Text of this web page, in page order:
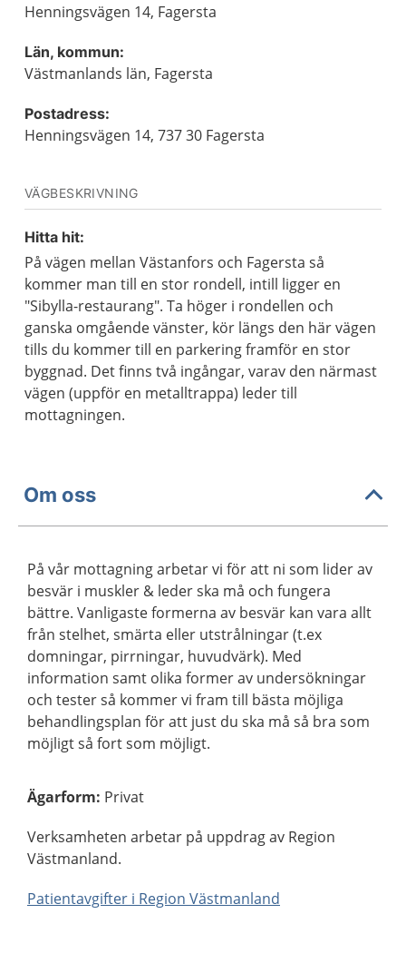
Henningsvägen 14, Fagersta
Län, kommun:
Västmanlands län, Fagersta
Postadress:
Henningsvägen 14, 737 30 Fagersta
VÄGBESKRIVNING
Hitta hit:
På vägen mellan Västanfors och Fagersta så
kommer man till en stor rondell, intill ligger en
"Sibylla-restaurang". Ta höger i rondellen och
ganska omgående vänster, kör längs den här vägen
tills du kommer till en parkering framför en stor
byggnad. Det finns två ingångar, varav den närmast
vägen (uppför en metalltrappa) leder till
mottagningen.
Om oss
På vår mottagning arbetar vi för att ni som lider av
besvär i muskler & leder ska må och fungera
bättre. Vanligaste formerna av besvär kan vara allt
från stelhet, smärta eller utstrålningar (t.ex
domningar, pirrningar, huvudvärk). Med
information samt olika former av undersökningar
och tester så kommer vi fram till bästa möjliga
behandlingsplan för att just du ska må så bra som
möjligt så fort som möjligt.
Ägarform: Privat
Verksamheten arbetar på uppdrag av Region
Västmanland.
Patientavgifter i Region Västmanland